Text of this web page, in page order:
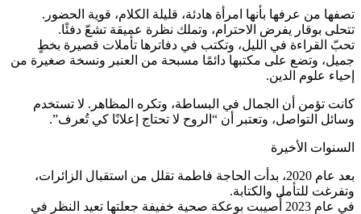
تصفها من عرفها بأنها امرأة هادئة، قليلة الكلام، قوية الحضور.
تتحلى بوقار يفرض الاحترام، وتملك نظرة عميقة تشعّ دفئًا.
تحبّ القراءة في الليل، وتكتب في دفاترها تأملات قصيرة بخطٍ
جميل، وتضع على مكتبها دائمًا مسبحة من العنبر ونسخة صغيرة من
إحياء علوم الدين.
كانت تؤمن أن الجمال في البساطة، وتكره المظاهر. لا تستخدم
وسائل التواصل، وتعتبر أن “الروح لا تحتاج إعلانًا كي تُعرف”.
السنوات الأخيرة
بعد عام 2020، بدأت الحاجة فاطمة تقلل من استقبال الزائرات،
وتفرغت للتأمل والكتابة.
في عام 2023 أُصيبت بوعكة صحية خفيفة جعلتها تعيد النظر في